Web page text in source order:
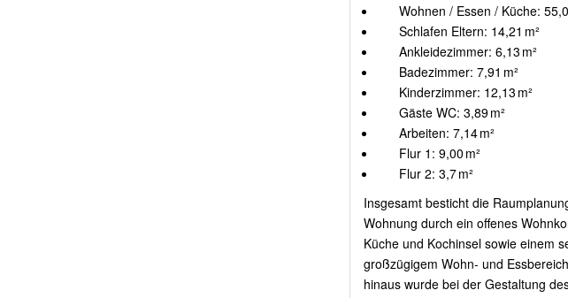
Wohnen / Essen / Küche:
Schlafen Eltern: 14,21 m²
Ankleidezimmer: 6,13 m²
Badezimmer: 7,91 m²
Kinderzimmer: 12,13 m²
Gäste WC: 3,89 m²
Arbeiten: 7,14 m²
Flur 1: 9,00 m²
Flur 2: 3,7 m²
Insgesamt besticht die
Wohnung durch ein offenes
Küche und Kochinsel sowie einem
großzügigem Wohn- und
hinaus wurde bei der Gestaltung